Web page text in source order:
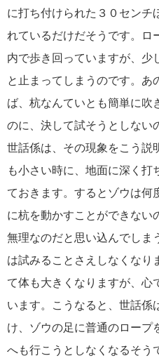
に打ち付けられた３０センチ
れているだけだそうです。ロ
内で歩き回っていますが、少
と止まってしまうのです。あ
ば、杭なんていとも簡単に吹
のに、決して試そうとしない
世話係は、その現象をこう説
も小さい時に、地面に深く打
ておきます。するとゾウは何
に杭を動かすことができない
無理なのだと思い込んでしま
は試みることさえしなくなり
て体も大きくなりますが、心
います。こうなると、世話係
け、ゾウの足に普通のロープ
へも行こうとしなくなるそう